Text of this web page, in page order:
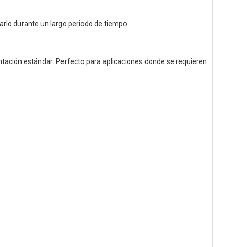
durante un largo periodo de tiempo.
estándar. Perfecto para aplicaciones donde se requieren